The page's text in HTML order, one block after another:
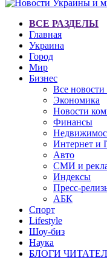
ВСЕ РАЗДЕЛЫ
Главная
Украина
Город
Мир
Бизнес
Все новости
Экономика
Новости
Финансы
Интернет и
Авто
СМИ и
Индексы
Пресс-
АБК
Спорт
Lifestyle
Шоу-биз
Наука
БЛОГИ